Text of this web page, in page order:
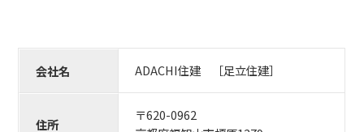
会社名 ADACHI住建 ［足立住建］
住所
〒620-0962